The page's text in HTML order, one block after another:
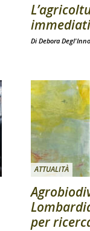
Di Debora
ATTUALITÀ
per